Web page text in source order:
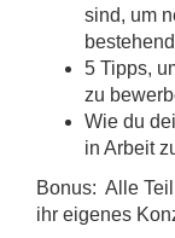
sind, um
5 Tipps,
zu
Wie du
in Arbeit
Bonus: Alle
ihr eigenes